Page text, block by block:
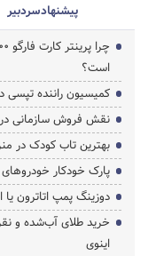
پیشنهاد‌سردبیر
است؟
کمیسیون راننده
نقش فروش سازمانی در
بهترین تاب کودک در
پارک خودکار
دوزینگ پمپ اتاترون یا
خرید طلای آب‌شده و
اینوی